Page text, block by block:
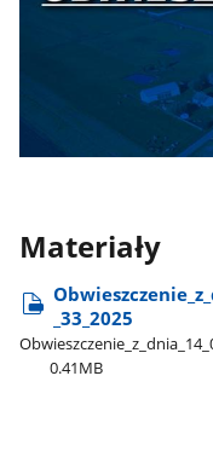
Materiały
_33​_2025
0.41MB